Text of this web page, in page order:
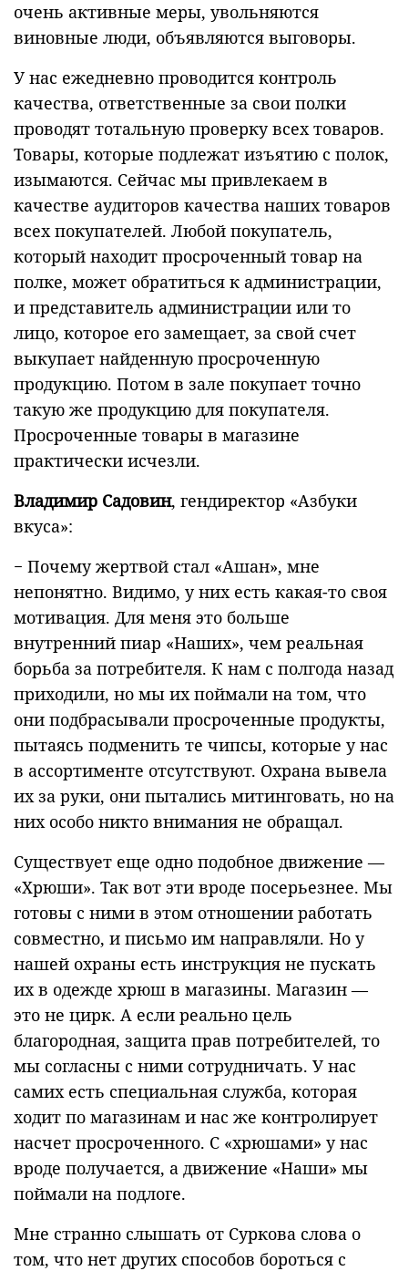
очень активные меры, увольняются
виновные люди, объявляются выговоры.
У нас ежедневно проводится контроль
качества, ответственные за свои полки
проводят тотальную проверку всех товаров.
Товары, которые подлежат изъятию с полок,
изымаются. Сейчас мы привлекаем в
качестве аудиторов качества наших товаров
всех покупателей. Любой покупатель,
который находит просроченный товар на
полке, может обратиться к администрации,
и представитель администрации или то
лицо, которое его замещает, за свой счет
выкупает найденную просроченную
продукцию. Потом в зале покупает точно
такую же продукцию для покупателя.
Просроченные товары в магазине
практически исчезли.
Владимир Садовин, гендиректор «Азбуки
вкуса»:
− Почему жертвой стал «Ашан», мне
непонятно. Видимо, у них есть какая-то своя
мотивация. Для меня это больше
внутренний пиар «Наших», чем реальная
борьба за потребителя. К нам с полгода назад
приходили, но мы их поймали на том, что
они подбрасывали просроченные продукты,
пытаясь подменить те чипсы, которые у нас
в ассортименте отсутствуют. Охрана вывела
их за руки, они пытались митинговать, но на
них особо никто внимания не обращал.
Существует еще одно подобное движение —
«Хрюши». Так вот эти вроде посерьезнее. Мы
готовы с ними в этом отношении работать
совместно, и письмо им направляли. Но у
нашей охраны есть инструкция не пускать
их в одежде хрюш в магазины. Магазин —
это не цирк. А если реально цель
благородная, защита прав потребителей, то
мы согласны с ними сотрудничать. У нас
самих есть специальная служба, которая
ходит по магазинам и нас же контролирует
насчет просроченного. С «хрюшами» у нас
вроде получается, а движение «Наши» мы
поймали на подлоге.
Мне странно слышать от Суркова слова о
том, что нет других способов бороться с